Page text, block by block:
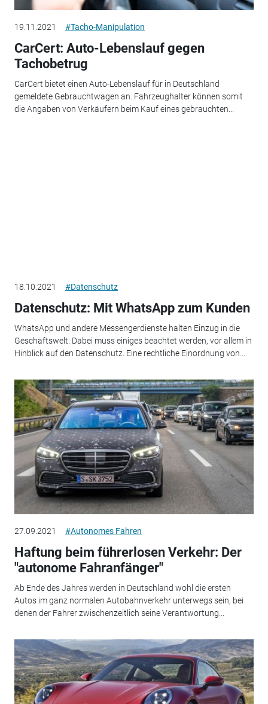
19.11.2021 #Tacho-Manipulation
CarCert: Auto-Lebenslauf gegen
Tachobetrug
CarCert bietet einen Auto-Lebenslauf für in Deutschland
gemeldete Gebrauchtwagen an. Fahrzeughalter können somit
die Angaben von Verkäufern beim Kauf eines gebrauchten...
18.10.2021 #Datenschutz
Datenschutz: Mit WhatsApp zum Kunden
WhatsApp und andere Messengerdienste halten Einzug in die
Geschäftswelt. Dabei muss einiges beachtet werden, vor allem in
Hinblick auf den Datenschutz. Eine rechtliche Einordnung von...
27.09.2021 #Autonomes Fahren
Haftung beim führerlosen Verkehr: Der
"autonome Fahranfänger"
Ab Ende des Jahres werden in Deutschland wohl die ersten
Autos im ganz normalen Autobahnverkehr unterwegs sein, bei
denen der Fahrer zwischenzeitlich seine Verantwortung...